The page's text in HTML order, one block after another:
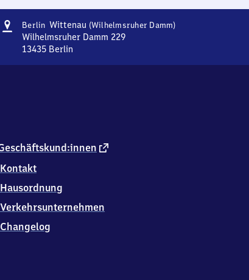
Adresse
Berlin Wittenau (Wilhelmsruher Damm)Berlin-
Wilhelmsruher Damm 229
13435 Berlin
1
4
3
5
Berlin
externer
Kontakt
Hausordnung
Verkehrsunternehmen
Changelog